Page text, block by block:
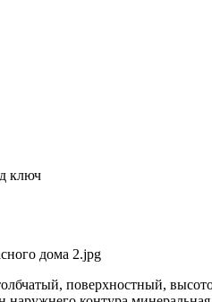
ключ
поверхностный,